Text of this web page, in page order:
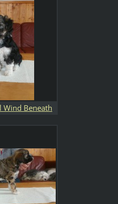
Wind Beneath